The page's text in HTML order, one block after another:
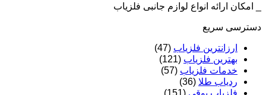
_ امکان ارائه انواع لوازم جانبی فلزیاب
دسترسی سریع
ارزانترین فلزیاب (47)
بهترین فلزیاب (121)
خدمات فلزیاب (57)
ردیاب طلا (36)
فلزیاب بوقی (151)